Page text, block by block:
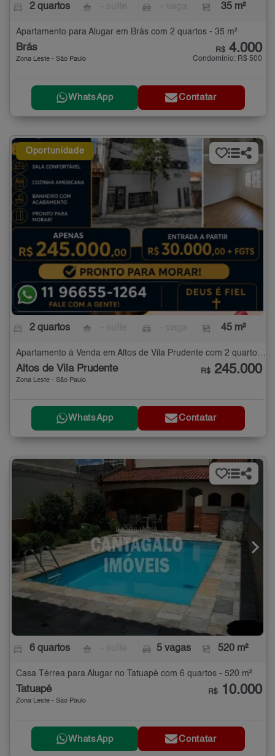
2 quartos 35 m²
Apartamento para Alugar em Brás com 2 quartos - 35 m²
Brás
Zona Leste - São Paulo
R$ 4.000
Condomínio: R$ 500
WhatsApp Contatar
Oportunidade
2 quartos 45 m²
Altos de Vila Prudente
Zona Leste - São Paulo
R$ 245.000
WhatsApp Contatar
6 quartos 5 vagas 520 m²
Casa Térrea para Alugar no Tatuapé com 6 quartos - 520 m²
Tatuapé
Zona Leste - São Paulo
R$ 10.000
WhatsApp Contatar